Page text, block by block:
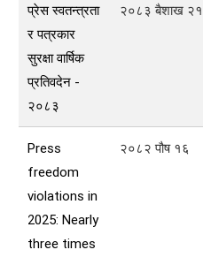
प्रेस स्वतन्त्रता
र पत्रकार
सुरक्षा वार्षिक
प्रतिवदेन -
२०८३
२०८३ बैशाख २१
Press
freedom
violations in
2025: Nearly
three times
२०८२ पौष १६